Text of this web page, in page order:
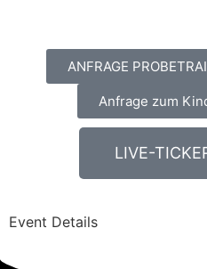
ANFRAGE
Anfrage zum
LIVE-
Event Details